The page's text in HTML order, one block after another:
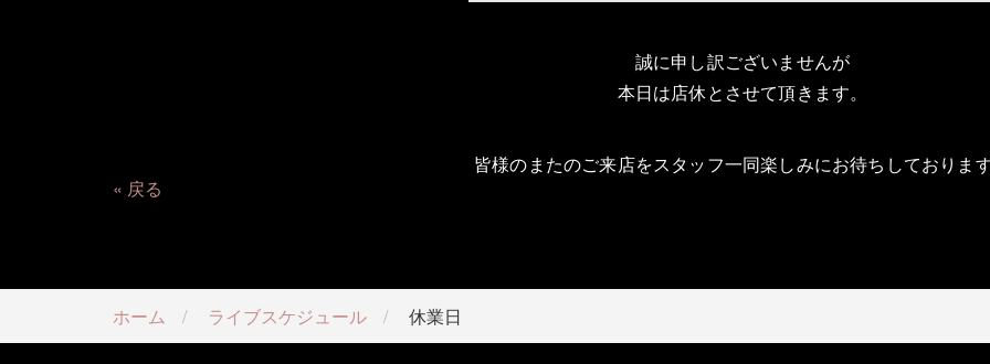
誠に申し訳ございませんが
本日は店休とさせて頂きます。
皆様のまたのご来店をスタッフ一同楽しみにお待ちしておりま
戻る
ホーム ライブスケジュール 休業日